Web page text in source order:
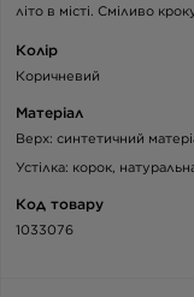
літо в місті. Сміливо
Колір
Коричневий
Матеріал
Верх: синтетичний
Устілка: корок,
Код товару
1033076